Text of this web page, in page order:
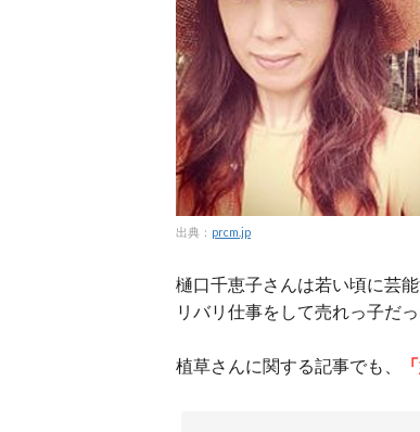
出典： prcm.jp
樋口千恵子さんは若い頃に芸
リバリ仕事をして売れっ子だ
植草さんに関する記事でも、